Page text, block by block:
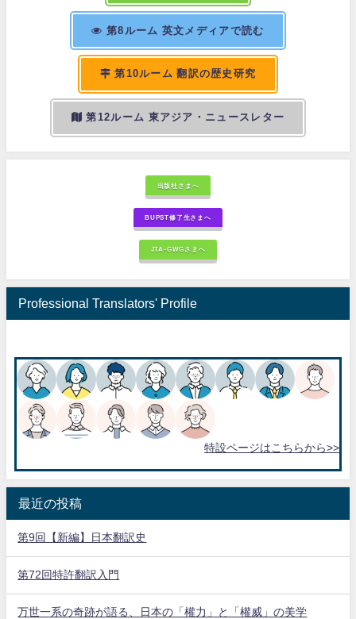
第8ルーム 英文メディアで読む
第10ルーム 翻訳の歴史研究
第12ルーム 東アジア・ニュースレター
出版社さまへ
BUPST修了生さまへ
JTA-GWGさまへ
Professional Translators' Profile
特設ページはこちらから>>
最近の投稿
第9回【新編】日本翻訳史
第72回特許翻訳入門
万世一系の奇跡が語る、日本の「權力」と「權威」の美学